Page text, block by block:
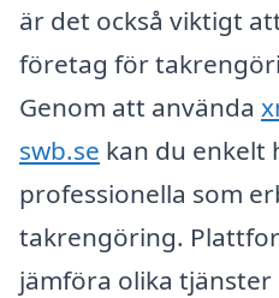
är det också viktigt
företag för
Genom att använda
swb.se kan du enkelt
professionella som
takrengöring.
jämföra olika tjänster